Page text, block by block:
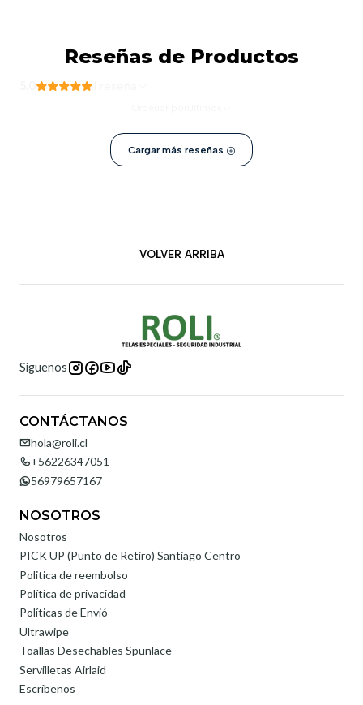
Reseñas de Productos
Cargar más reseñas
VOLVER ARRIBA
Síguenos
CONTÁCTANOS
hola@roli.cl
+56226347051
56979657167
NOSOTROS
Nosotros
PICK UP (Punto de Retiro) Santiago Centro
Politica de reembolso
Política de privacidad
Políticas de Envió
Ultrawipe
Toallas Desechables Spunlace
Servilletas Airlaid
Escríbenos